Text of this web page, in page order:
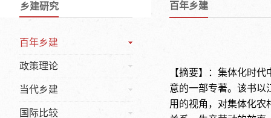
乡建研究
百年乡建
政策理论
当代乡建
国际比较
百年乡建
【摘要】：集体化时
意的一部专著。该书以
用的视角，对集体化农